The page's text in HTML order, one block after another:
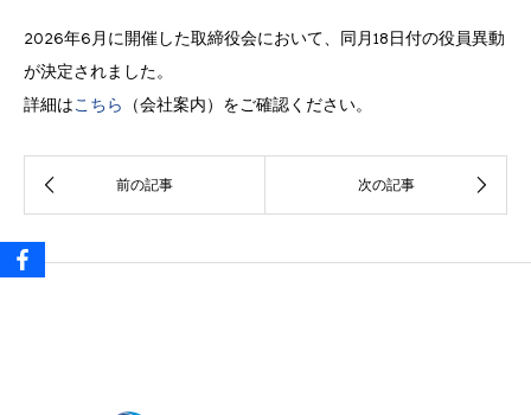
2026年6月に開催した取締役会において、同月18日付の役員異動
が決定されました。
詳細はこちら （会社案内）をご確認ください。